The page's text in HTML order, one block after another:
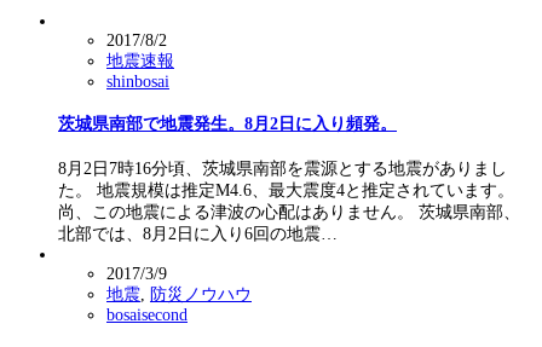
2017/8/2
地震速報
shinbosai
茨城県南部で地震発生。8月2日に入り頻発。
8月2日7時16分頃、茨城県南部を震源とする地震がありまし
た。 地震規模は推定M4.6、最大震度4と推定されています。
尚、この地震による津波の心配はありません。 茨城県南部、
北部では、8月2日に入り6回の地震…
2017/3/9
地震, 防災ノウハウ
bosaisecond